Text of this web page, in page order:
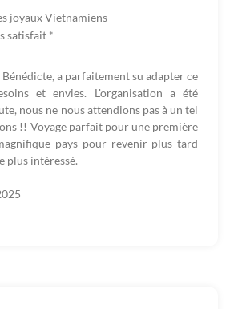
joyaux Vietnamiens
satisfait *
a parfaitement su adapter ce
et envies. L'organisation a été
nous ne nous attendions pas à un tel
!! Voyage parfait pour une première
pays pour revenir plus tard
plus intéressé.